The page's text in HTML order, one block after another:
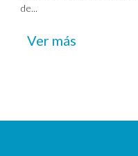
de...
Ver más